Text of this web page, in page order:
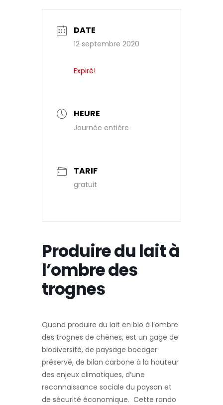
DATE
12 septembre 2020
Expiré!
HEURE
Journée entière
TARIF
gratuit
Produire du lait à
l’ombre des
trognes
Quand produire du lait en bio à l’ombre
des trognes de chênes, est un gage de
biodiversité, de paysage bocager
préservé, de bilan carbone à la hauteur
des enjeux climatiques, d’une
reconnaissance sociale du paysan et
de sécurité économique. Cette rando